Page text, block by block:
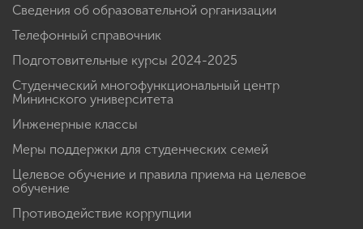
Сведения об образовательной организации
Телефонный справочник
Подготовительные курсы 2024-2025
Студенческий многофункциональный центр
Мининского университета
Инженерные классы
Меры поддержки для студенческих семей
Целевое обучение и правила приема на целевое
обучение
Противодействие коррупции